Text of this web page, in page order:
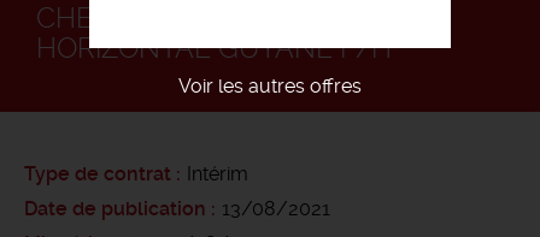
Voir les autres offres
CHEF DE CHANTIER FORAGE
HORIZONTAL GUYANE F/H
Type de contrat
Intérim
Date de publication
13/08/2021